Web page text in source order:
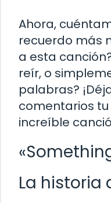
Ahora,
recuerdo más
a esta
reír, o
palabras?
comentarios
increíble
La historia